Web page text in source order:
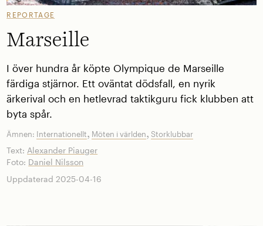
REPORTAGE
Marseille
I över hundra år köpte Olympique de Marseille
färdiga stjärnor. Ett oväntat dödsfall, en nyrik
ärkerival och en hetlevrad taktikguru fick klubben att
byta spår.
Ämnen: Internationellt, Möten i världen,Storklubbar
Text: Alexander Piauger
Foto: Daniel Nilsson
Uppdaterad 2025-04-16